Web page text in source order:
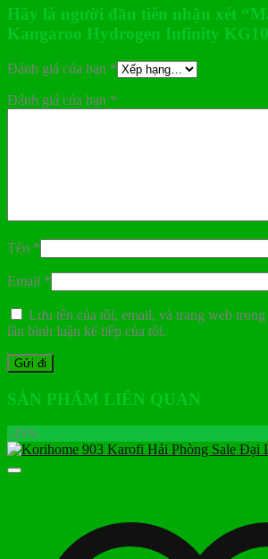
Hãy là người đầu tiên nhận xét
Kangaroo Hydrogen Infinity
Đánh giá của bạn *
Đánh giá của bạn *
Tên *
Email *
Lưu tên của tôi, email, và trang web
lần bình luận kế tiếp của tôi.
SẢN PHẨM LIÊN QUAN
-35%